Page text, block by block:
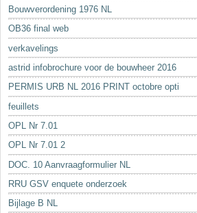
Bouwverordening 1976 NL
OB36 final web
verkavelings
astrid infobrochure voor de bouwheer 2016
PERMIS URB NL 2016 PRINT octobre opti
feuillets
OPL Nr 7.01
OPL Nr 7.01 2
DOC. 10 Aanvraagformulier NL
RRU GSV enquete onderzoek
Bijlage B NL